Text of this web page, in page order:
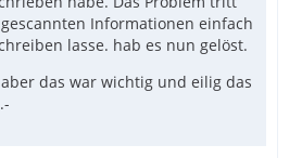
Informationen einfach
lasse. hab es nun gelöst.
das war wichtig und eilig das